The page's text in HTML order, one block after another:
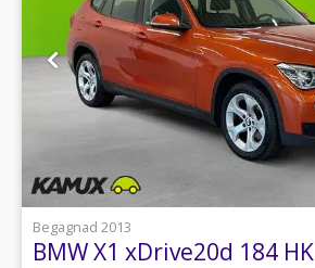
Begagnad 2013
BMW X1 xDrive20d 184 HK